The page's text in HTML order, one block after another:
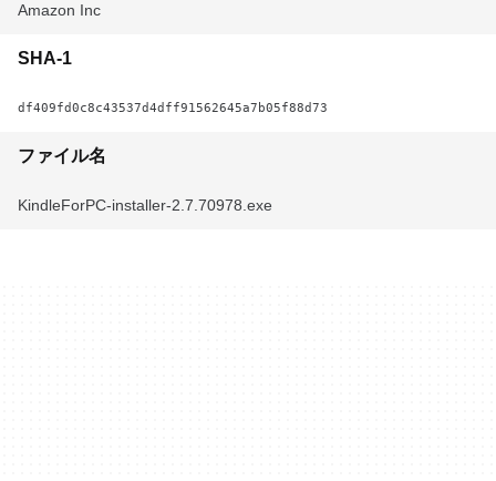
Amazon Inc
SHA-1
df409fd0c8c43537d4dff91562645a7b05f88d73
ファイル名
KindleForPC-installer-2.7.70978.exe